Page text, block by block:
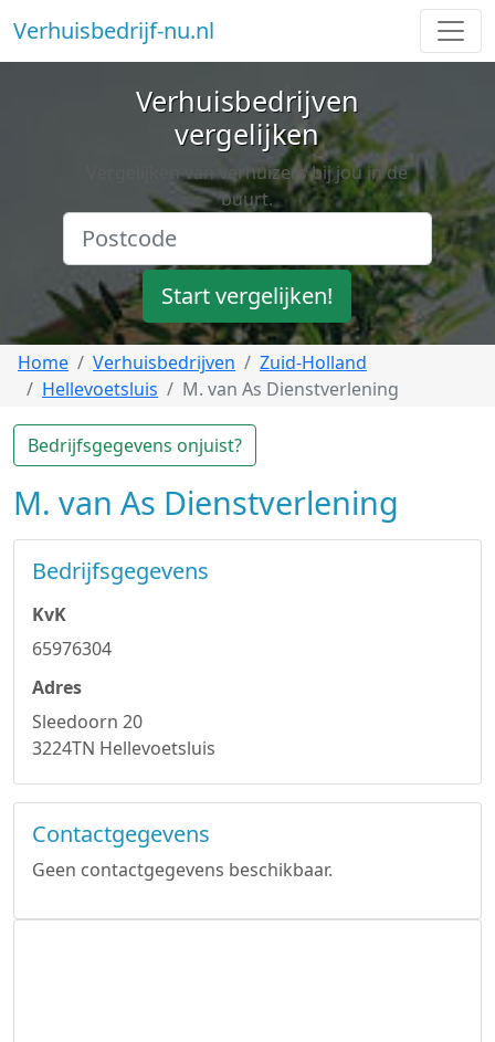
Verhuisbedrijf-nu.nl
Verhuisbedrijven
vergelijken
Vergelijken van verhuizers bij jou in de
buurt.
Start vergelijken!
Home Verhuisbedrijven
Zuid-Holland
Hellevoetsluis
M. van As Dienstverlening
Bedrijfsgegevens onjuist?
M. van As Dienstverlening
Bedrijfsgegevens
KvK
65976304
Adres
Sleedoorn 20
3224TN Hellevoetsluis
Contactgegevens
Geen contactgegevens beschikbaar.